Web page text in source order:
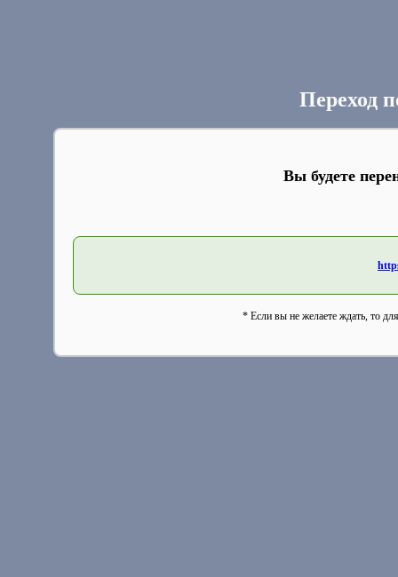
Переход
Вы будете
* Если вы не желаете ждать, то